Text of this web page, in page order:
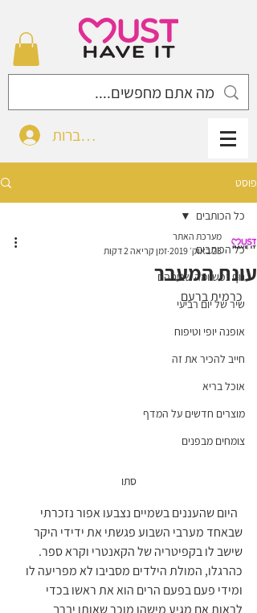
להתחברות
פוסט
כל הכותבים
גוף נפש ומה שביניהם
שיר של יום רביעי
אופנה יופי וטיפוח
חייב להכיר את זה
אוכל בריא
מוצרים חדשים על המדף
צומחים מבפנים
כל הכותבים
עונת המעבר
מערכת האתר
23 באוק׳ 2019
זמן קריאה 2 דקות
כרמית ברעם
סתו
היום שהעננים בשמיים נצבעו אפור נזכרתי
שבאחד מערבי השבוע פגשתי את ידידי היקר
שישב לו בקפיטריה של הקאנטרי וקרא ספר.
כהרגלו, המולת הילדים מסביבו לא מפריעה לו
ומידי פעם בפעם הרים הוא את ראשו בכדי